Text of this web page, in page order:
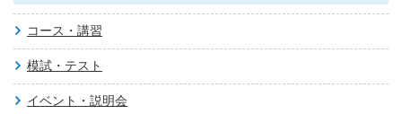
コース・講習
模試・テスト
イベント・説明会